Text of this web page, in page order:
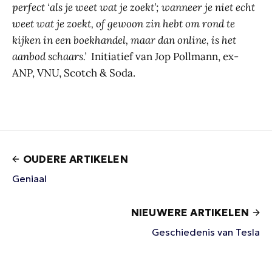
perfect ‘als je weet wat je zoekt’; wanneer je niet echt
weet wat je zoekt, of gewoon zin hebt om rond te
kijken in een boekhandel, maar dan online, is het
aanbod schaars.’ Initiatief van Jop Pollmann, ex-
ANP, VNU, Scotch & Soda.
OUDERE ARTIKELEN
Geniaal
NIEUWERE ARTIKELEN
Geschiedenis van Tesla